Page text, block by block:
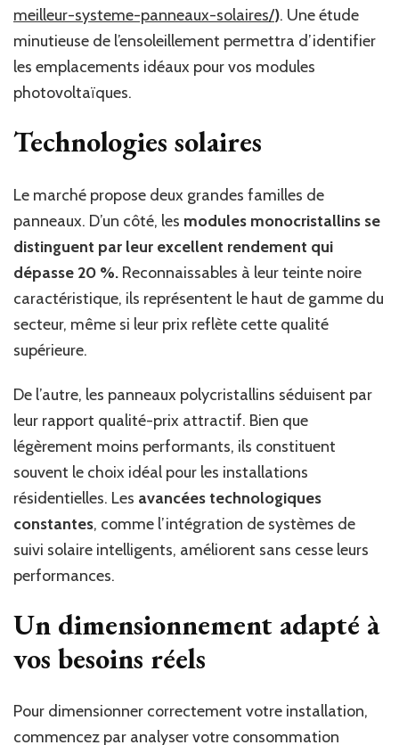
meilleur-systeme-panneaux-solaires/). Une étude
minutieuse de l’ensoleillement permettra d’identifier
les emplacements idéaux pour vos modules
photovoltaïques.
Technologies solaires
Le marché propose deux grandes familles de
panneaux. D’un côté, les modules monocristallins se
distinguent par leur excellent rendement qui
dépasse 20 %. Reconnaissables à leur teinte noire
caractéristique, ils représentent le haut de gamme du
secteur, même si leur prix reflète cette qualité
supérieure.
De l’autre, les panneaux polycristallins séduisent par
leur rapport qualité-prix attractif. Bien que
légèrement moins performants, ils constituent
souvent le choix idéal pour les installations
résidentielles. Les avancées technologiques
constantes, comme l’intégration de systèmes de
suivi solaire intelligents, améliorent sans cesse leurs
performances.
Un dimensionnement adapté à
vos besoins réels
Pour dimensionner correctement votre installation,
commencez par analyser votre consommation